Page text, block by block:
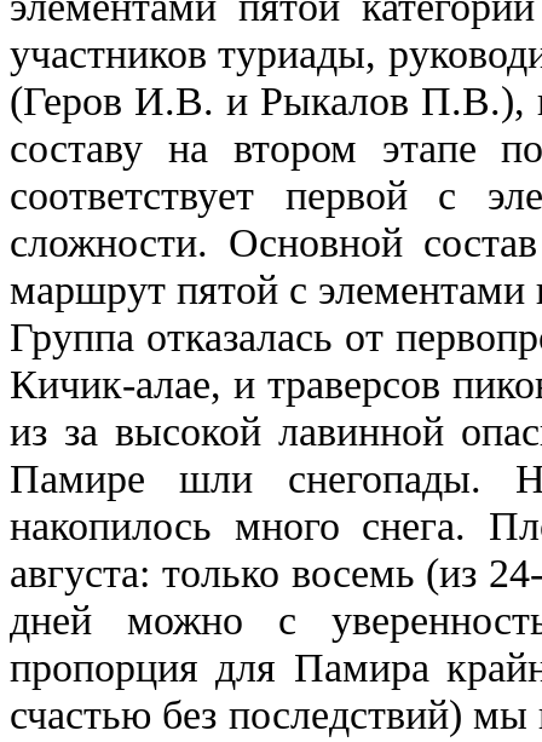
участников туриады,
(Геров И.В. и Рыкалов П.В.),
составу на втором этапе
соответствует первой с
сложности. Основной
маршрут пятой с элементами
Группа отказалась от
Кичик-алае, и траверсов
из за высокой лавинной
Памире шли снегопады.
накопилось много снега.
августа: только восемь (из
дней можно с
пропорция для Памира
счастью без последствий)